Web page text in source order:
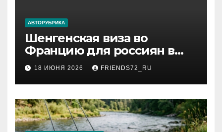
АВТОРУБРИКА
Шенгенская виза во
Францию для россиян в
2026 году: сроки от 3 дней
и список необходимых
документов
18 ИЮНЯ 2026 FRIENDS72_RU